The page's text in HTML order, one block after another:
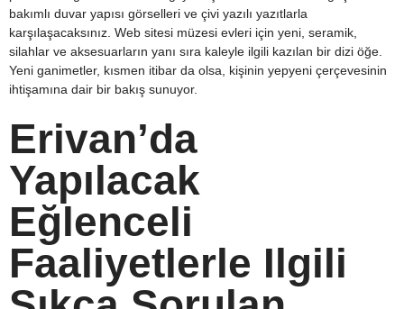
bakımlı duvar yapısı görselleri ve çivi yazılı yazıtlarla
karşılaşacaksınız. Web sitesi müzesi evleri için yeni, seramik,
silahlar ve aksesuarların yanı sıra kaleyle ilgili kazılan bir dizi öğe.
Yeni ganimetler, kısmen itibar da olsa, kişinin yepyeni çerçevesinin
ihtişamına dair bir bakış sunuyor.
Erivan’da
Yapılacak
Eğlenceli
Faaliyetlerle Ilgili